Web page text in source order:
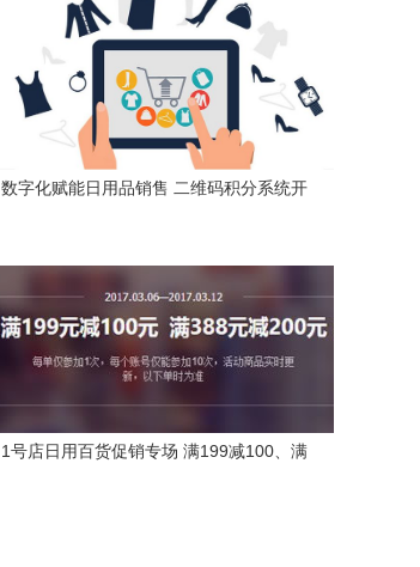
数字化赋能日用品销售 二维码积分系统开
1号店日用百货促销专场 满199减100、满